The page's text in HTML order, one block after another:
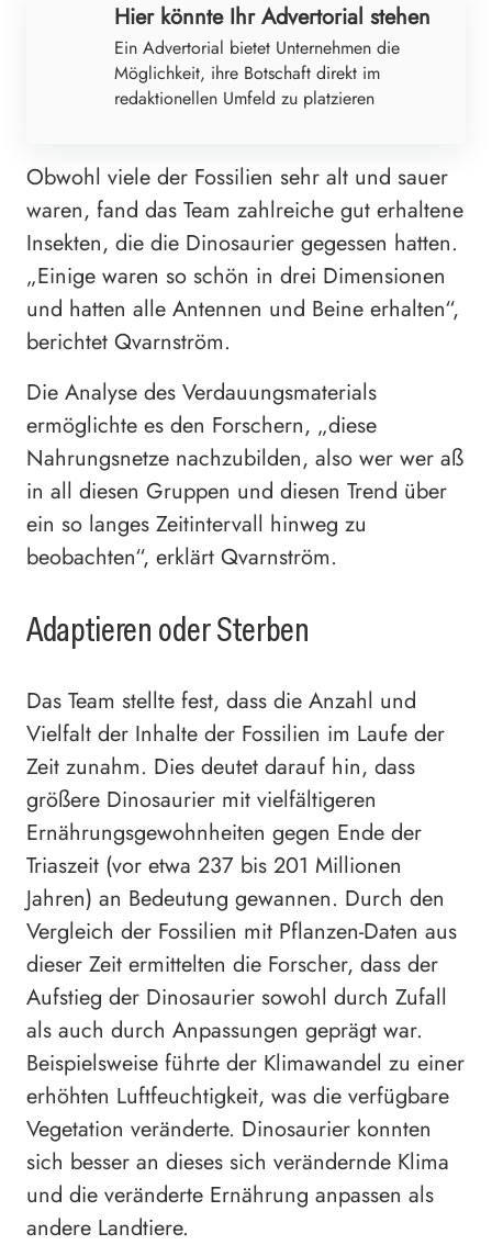
Hier könnte Ihr Advertorial stehen
Ein Advertorial bietet Unternehmen die
Möglichkeit, ihre Botschaft direkt im
redaktionellen Umfeld zu platzieren
Obwohl viele der Fossilien sehr alt und sauer
waren, fand das Team zahlreiche gut erhaltene
Insekten, die die Dinosaurier gegessen hatten.
„Einige waren so schön in drei Dimensionen
und hatten alle Antennen und Beine erhalten“,
berichtet Qvarnström.
Die Analyse des Verdauungsmaterials
ermöglichte es den Forschern, „diese
Nahrungsnetze nachzubilden, also wer wer aß
in all diesen Gruppen und diesen Trend über
ein so langes Zeitintervall hinweg zu
beobachten“, erklärt Qvarnström.
Adaptieren oder Sterben
Das Team stellte fest, dass die Anzahl und
Vielfalt der Inhalte der Fossilien im Laufe der
Zeit zunahm. Dies deutet darauf hin, dass
größere Dinosaurier mit vielfältigeren
Ernährungsgewohnheiten gegen Ende der
Triaszeit (vor etwa 237 bis 201 Millionen
Jahren) an Bedeutung gewannen. Durch den
Vergleich der Fossilien mit Pflanzen-Daten aus
dieser Zeit ermittelten die Forscher, dass der
Aufstieg der Dinosaurier sowohl durch Zufall
als auch durch Anpassungen geprägt war.
Beispielsweise führte der Klimawandel zu einer
erhöhten Luftfeuchtigkeit, was die verfügbare
Vegetation veränderte. Dinosaurier konnten
sich besser an dieses sich verändernde Klima
und die veränderte Ernährung anpassen als
andere Landtiere.